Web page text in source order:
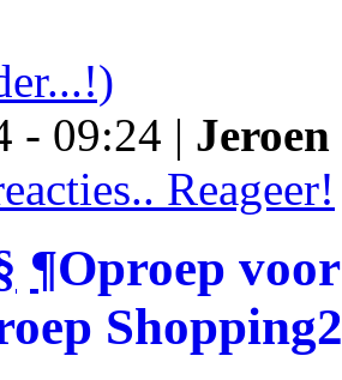
- 09:24 |
Reageer!
¶Oproep